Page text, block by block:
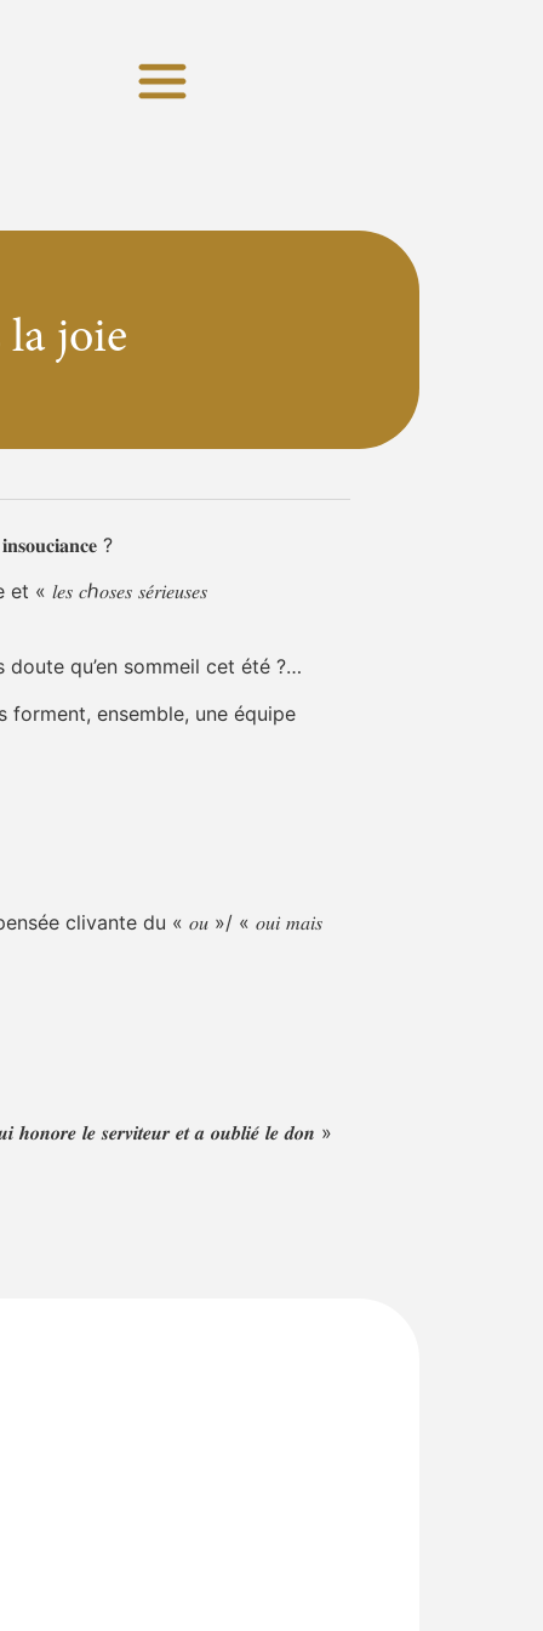
la joie
?
𝑐ℎ𝑜𝑠𝑒𝑠 𝑠𝑒́𝑟𝑖𝑒𝑢𝑠𝑒𝑠
doute qu’en sommeil cet été ?…
ensemble, une équipe
clivante du « 𝑜𝑢 »/ « 𝑜𝑢𝑖 𝑚𝑎𝑖𝑠
𝒉𝒐𝒏𝒐𝒓𝒆 𝒍𝒆 𝒔𝒆𝒓𝒗𝒊𝒕𝒆𝒖𝒓 𝒆𝒕 𝒂 𝒐𝒖𝒃𝒍𝒊𝒆́ 𝒍𝒆 𝒅𝒐𝒏 »